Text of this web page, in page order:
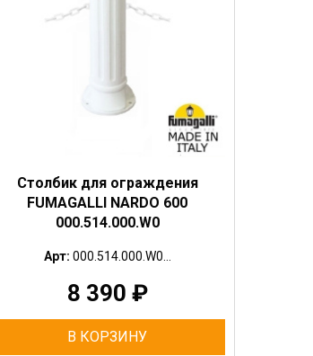
Столбик для ограждения
FUMAGALLI NARDO 600
000.514.000.W0
Арт: 000.514.000.W0...
8 390 ₽
В КОРЗИНУ